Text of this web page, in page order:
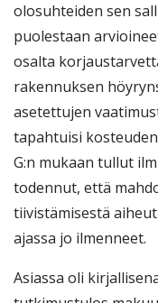
olosuhteiden sen
puolestaan
osalta
rakennuksen
asetettujen
tapahtuisi
G:n mukaan tullut
todennut, että
tiivistämisestä
ajassa jo ilmenneet.
Asiassa oli